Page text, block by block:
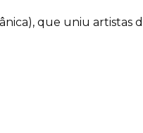
que uniu artistas